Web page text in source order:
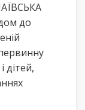
до
дітей,